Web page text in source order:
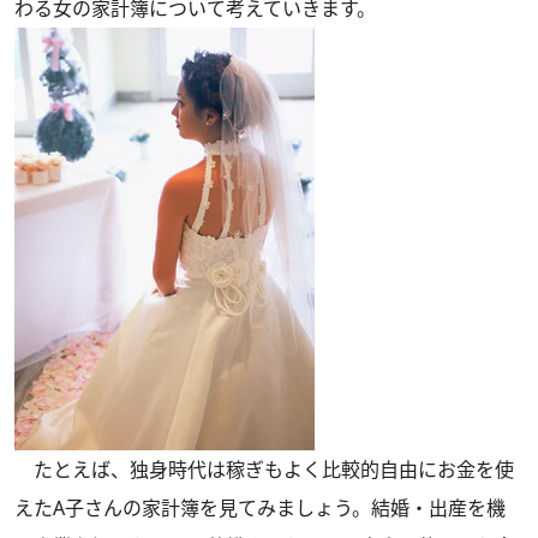
わる女の家計簿について考えていきます。
たとえば、独身時代は稼ぎもよく比較的自由にお金を使
えたA子さんの家計簿を見てみましょう。結婚・出産を機